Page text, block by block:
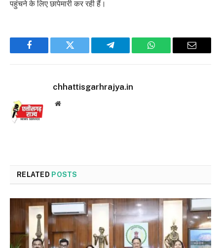
पहुंचने के लिए छापेमारी कर रही हैं।
Facebook Twitter Telegram WhatsApp Email
chhattisgarhrajya.in
Website
RELATED POSTS